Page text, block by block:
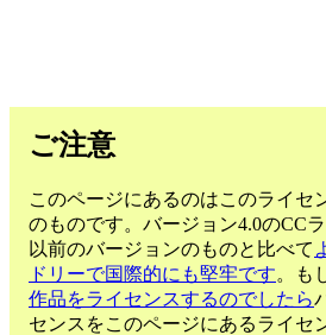
ご注意
このページにあるのはこのライセ
のものです。バージョン4.0のCC
以前のバージョンのものと比べて
ドリーで国際的にも堅牢です。も
作品をライセンスするのでしたら
センスをこのページにあるライセ